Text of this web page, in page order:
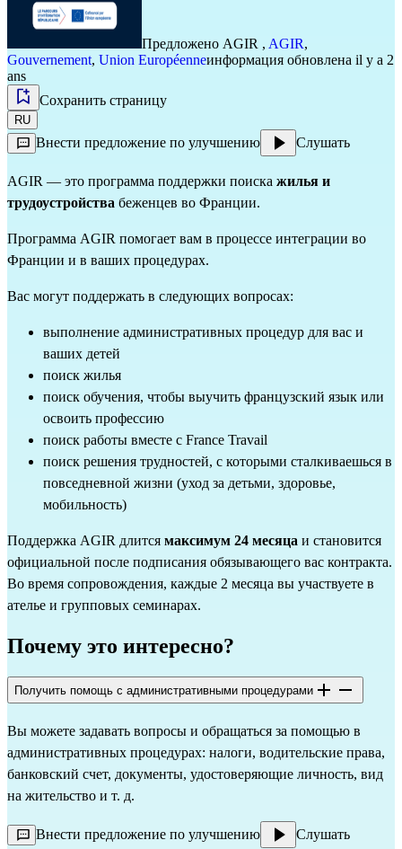
Предложено AGIR , AGIR,
Gouvernement, Union Européenneинформация обновлена il y a 2
ans
Сохранить страницу
RU
Внести предложение по улучшению Слушать
AGIR — это программа поддержки поиска жилья и
трудоустройства беженцев во Франции.
Программа AGIR помогает вам в процессе интеграции во
Франции и в ваших процедурах.
Вас могут поддержать в следующих вопросах:
выполнение административных процедур для вас и
ваших детей
поиск жилья
поиск обучения, чтобы выучить французский язык или
освоить профессию
поиск работы вместе с France Travail
поиск решения трудностей, с которыми сталкиваешься в
повседневной жизни (уход за детьми, здоровье,
мобильность)
Поддержка AGIR длится максимум 24 месяца и становится
официальной после подписания обязывающего вас контракта.
Во время сопровождения, каждые 2 месяца вы участвуете в
ателье и групповых семинарах.
Почему это интересно?
Получить помощь с административными процедурами
Вы можете задавать вопросы и обращаться за помощью в
административных процедурах: налоги, водительские права,
банковский счет, документы, удостоверяющие личность, вид
на жительство и т. д.
Внести предложение по улучшению Слушать